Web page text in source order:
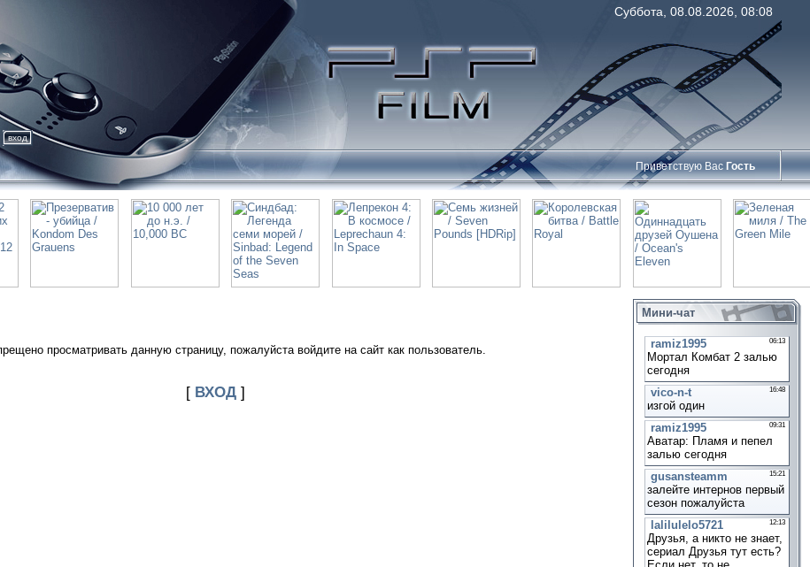
Суббота, 08.08.2026, 08:08
вход
Приветствую Вас Гость
просматривать данную страницу, пожалуйста войдите на сайт как пользователь.
[ ВХОД]
Мини-чат